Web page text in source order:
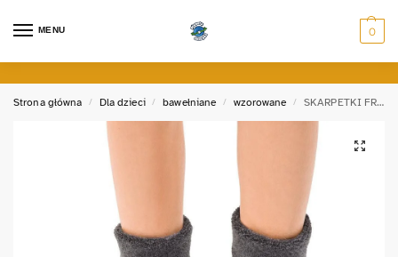
MENU 0
Strona główna / Dla dzieci / bawełniane / wzorowane / SKARPETKI FROTTE Z MIKOŁAJEM